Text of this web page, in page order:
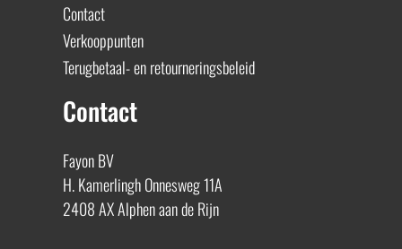
Contact
Verkooppunten
Terugbetaal- en retourneringsbeleid
Contact
Fayon BV
H. Kamerlingh Onnesweg 11A
2408 AX Alphen aan de Rijn